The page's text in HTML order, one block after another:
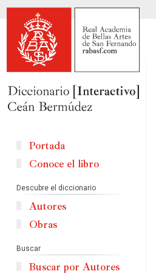
Portada
Conoce el libro
Descubre el diccionario
Autores
Obras
Buscar
Buscar por Autores